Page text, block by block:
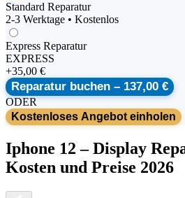
Standard Reparatur
2-3 Werktage • Kostenlos
Express Reparatur
EXPRESS
+35,00 €
Reparatur buchen – 137,00 €
ODER
Kostenloses Angebot einholen
Iphone 12 –Display
Kosten und Preise 2026